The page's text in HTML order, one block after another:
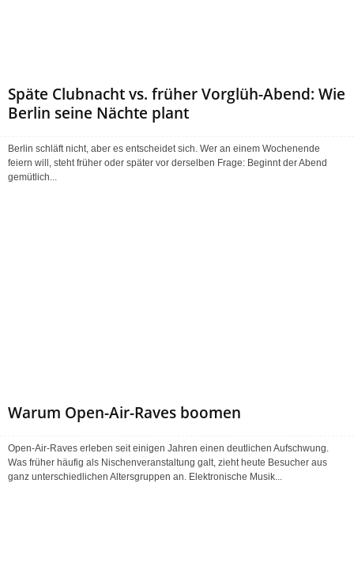
Späte Clubnacht vs. früher Vorglüh-Abend: Wie
Berlin seine Nächte plant
Berlin schläft nicht, aber es entscheidet sich. Wer an einem Wochenende
feiern will, steht früher oder später vor derselben Frage: Beginnt der Abend
gemütlich...
Warum Open-Air-Raves boomen
Open-Air-Raves erleben seit einigen Jahren einen deutlichen Aufschwung.
Was früher häufig als Nischenveranstaltung galt, zieht heute Besucher aus
ganz unterschiedlichen Altersgruppen an. Elektronische Musik...